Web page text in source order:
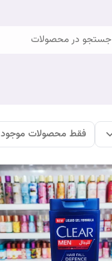
جستجو در محصولات
فقط محصولات موجود